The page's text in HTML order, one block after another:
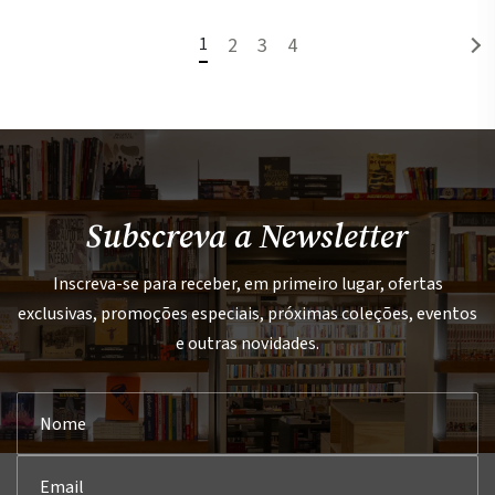
1 2 3 4
Subscreva a Newsletter
Inscreva-se para receber, em primeiro lugar, ofertas
exclusivas, promoções especiais, próximas coleções, eventos
e outras novidades.